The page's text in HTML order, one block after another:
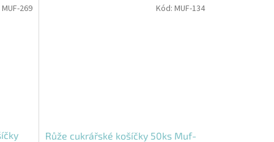
MUF-269
Růže cukrářské košíčky 50ks Muf-
Kód: MUF-134